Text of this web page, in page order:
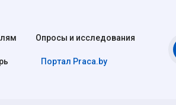
Опросы и исследования
Портал Praca.by